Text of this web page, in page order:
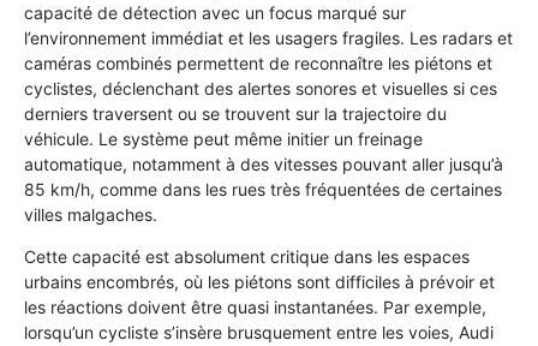
capacité de détection avec un focus marqué sur
l’environnement immédiat et les usagers fragiles. Les radars et
caméras combinés permettent de reconnaître les piétons et
cyclistes, déclenchant des alertes sonores et visuelles si ces
derniers traversent ou se trouvent sur la trajectoire du
véhicule. Le système peut même initier un freinage
automatique, notamment à des vitesses pouvant aller jusqu’à
85 km/h, comme dans les rues très fréquentées de certaines
villes malgaches.
Cette capacité est absolument critique dans les espaces
urbains encombrés, où les piétons sont difficiles à prévoir et
les réactions doivent être quasi instantanées. Par exemple,
lorsqu’un cycliste s’insère brusquement entre les voies, Audi